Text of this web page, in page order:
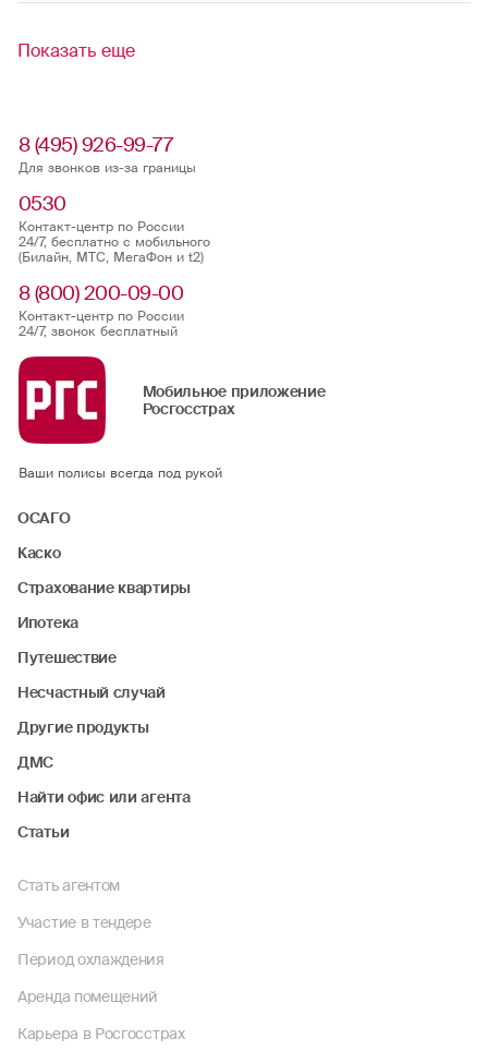
Показать еще
8 (495) 926-99-77
Для звонков из-за границы
0530
Контакт-центр по России
24/7, бесплатно с мобильного
(Билайн, МТС, МегаФон и t2)
8 (800) 200-09-00
Контакт-центр по России
24/7, звонок бесплатный
Мобильное приложение
Росгосстрах
Ваши полисы всегда под рукой
ОСАГО
Каско
Страхование квартиры
Ипотека
Путешествие
Несчастный случай
Другие продукты
ДМС
Найти офис или агента
Статьи
Стать агентом
Участие в тендере
Период охлаждения
Аренда помещений
Карьера в Росгосстрах